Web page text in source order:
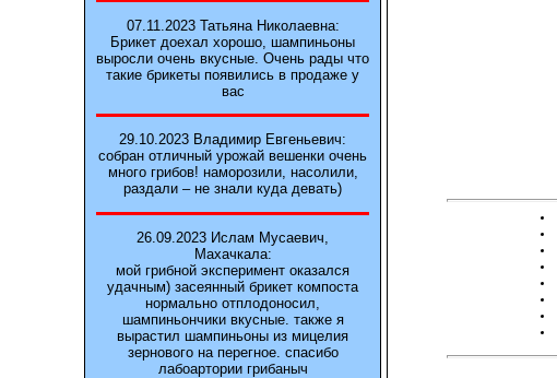
07.11.2023 Татьяна Николаевна:
Брикет доехал хорошо, шампиньоны
выросли очень вкусные. Очень рады что
такие брикеты появились в продаже у
вас
29.10.2023 Владимир Евгеньевич:
собран отличный урожай вешенки очень
много грибов! наморозили, насолили,
раздали – не знали куда девать)
26.09.2023 Ислам Мусаевич,
Махачкала:
мой грибной эксперимент оказался
удачным) засеянный брикет компоста
нормально отплодоносил,
шампиньончики вкусные. также я
вырастил шампиньоны из мицелия
зернового на перегное. спасибо
лабоартории грибаныч